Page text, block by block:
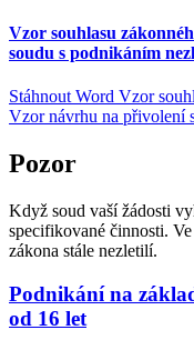
Vzor souhlasu
soudu s podnikáním
Stáhnout Word Vzor
Vzor návrhu na přivolení
Pozor
Když soud vaší žádosti
specifikované činnosti.
zákona stále nezletilí.
Podnikání na
od 16 let